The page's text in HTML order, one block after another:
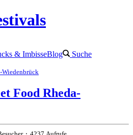
& ImbisseBlog Suche
Wiedenbrück
Food Rheda-